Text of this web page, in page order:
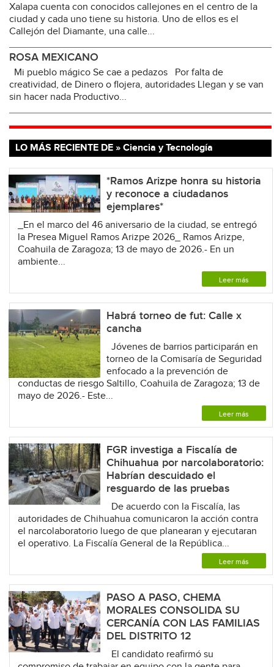
Xalapa cuenta con conocidos callejones en el centro de la
ciudad y cada uno tiene su historia. Uno de ellos es el
Callejón del Diamante, una calle...
ROSA MEXICANO
Mi pueblo mágico Se cae a pedazos Por falta de
creatividad, de Dinero o flojera, autoridades Llegan y se van
sin hacer nada Productivo...
LO MÁS RECIENTE DE » Ciencia y Tecnología
*Ramos Arizpe honra su historia
y reconoce a ciudadanos
ejemplares*
_En el marco del 46 aniversario de la ciudad, se entregó
la Presea Miguel Ramos Arizpe 2026_ Ramos Arizpe,
Coahuila de Zaragoza; 13 de mayo de 2026.- En un
ambiente...
Leer más
Habrá torneo de fut: Calle x
cancha
Jóvenes de barrios participarán en
torneo de la Comisaría de Seguridad
enfocado a la prevención de
conductas de riesgo Saltillo, Coahuila de Zaragoza; 13 de
mayo de 2026.- Este...
Leer más
FGR investiga a Fiscalía de
Chihuahua por narcolaboratorio:
Habrían descuidado el
resguardo de las pruebas
De acuerdo con la Fiscalía, las
autoridades de Chihuahua comunicaron la acción contra
el narcolaboratorio luego de que planearan y ejecutaran
el operativo. La Fiscalía General de la República...
Leer más
PASO A PASO, CHEMA
MORALES CONSOLIDA SU
CERCANÍA CON LAS FAMILIAS
DEL DISTRITO 12
El candidato reafirmó su